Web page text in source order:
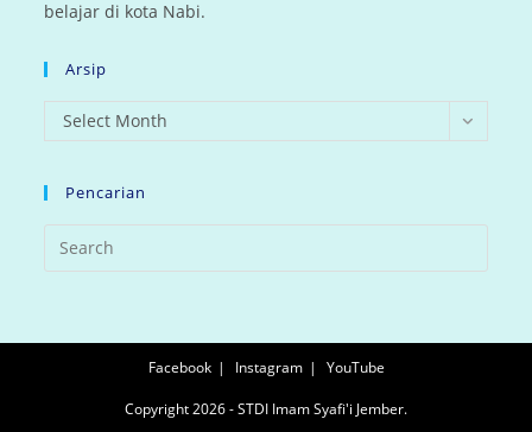
belajar di kota Nabi.
Arsip
arsip
Select Month
Pencarian
Facebook Instagram YouTube
Copyright 2026 - STDI Imam Syafi'i Jember.